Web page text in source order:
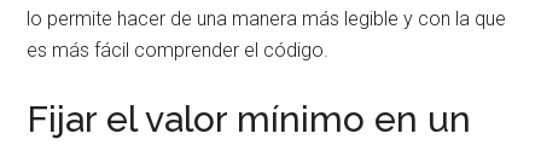
lo permite hacer de una manera más legible y con la que
es más fácil comprender el código.
Fijar el valor mínimo en un